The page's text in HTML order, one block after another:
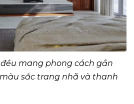
mang phong cách gắn
sắc trang nhã và thanh